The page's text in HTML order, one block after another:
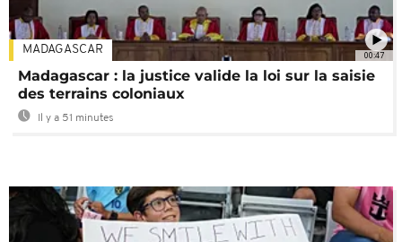
00:47
MADAGASCAR
Madagascar : la justice valide la loi sur la saisie
des terrains coloniaux
Il y a 51 minutes